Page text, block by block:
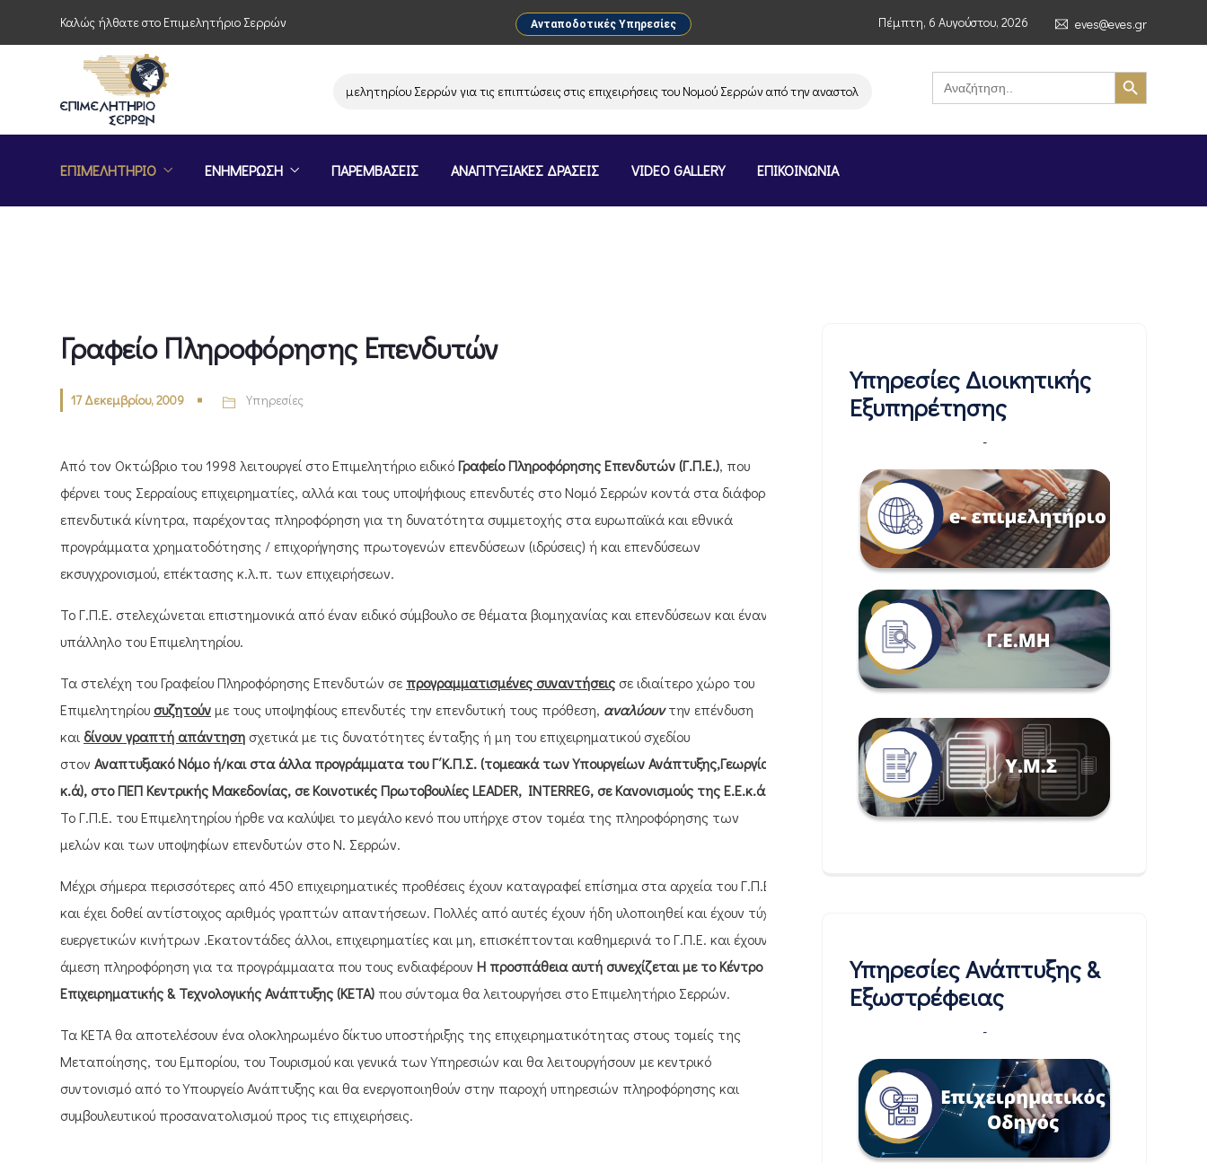
Καλώς ήλθατε στο Επιμελητήριο Σερρών Ανταποδοτικές Υπηρεσίες Πέμπτη, 6 Αυγούστου, 2026 eves@eves.gr
Παρέμβαση του Επιμελητηρίου Σερρών για τις επιπτώσεις στις επιχειρήσεις του Νομού Σερρών από την αναστολή λειτουργίας της αλυσίδας σούπερ μάρκετ MERE στην Ελλάδα –
Search
for:
Search Button
ΕΠΙΜΕΛΗΤΗΡΙΟ ΕΝΗΜΕΡΩΣΗ ΠΑΡΕΜΒΑΣΕΙΣ ΑΝΑΠΤΥΞΙΑΚΕΣ ΔΡΑΣΕΙΣ VIDEO GALLERY ΕΠΙΚΟΙΝΩΝΙΑ
Γραφείο Πληροφόρησης Επενδυτών
17 Δεκεμβρίου, 2009 Υπηρεσίες
Από τον Οκτώβριο του 1998 λειτουργεί στο Επιμελητήριο ειδικόΓραφείο Πληροφόρησης Επενδυτών (Γ.Π.Ε.), που
φέρνει τους Σερραίους επιχειρηματίες, αλλά και τους υποψήφιους επενδυτές στο Νομό Σερρών κοντά στα διάφορα
επενδυτικά κίνητρα, παρέχοντας πληροφόρηση για τη δυνατότητα συμμετοχής στα ευρωπαϊκά και εθνικά
προγράμματα χρηματοδότησης / επιχορήγησης πρωτογενών επενδύσεων (ιδρύσεις) ή και επενδύσεων
εκσυγχρονισμού, επέκτασης κ.λ.π. των επιχειρήσεων.
Το Γ.Π.Ε. στελεχώνεται επιστημονικά από έναν ειδικό σύμβουλο σε θέματα βιομηχανίας και επενδύσεων και έναν
υπάλληλο του Επιμελητηρίου.
Τα στελέχη του Γραφείου Πληροφόρησης Επενδυτών σε προγραμματισμένες συναντήσεις σε ιδιαίτερο χώρο του
Επιμελητηρίου συζητούνμε τους υποψηφίους επενδυτές την επενδυτική τους πρόθεση, αναλύουντην επένδυση
και δίνουν γραπτή απάντηση σχετικά με τις δυνατότητες ένταξης ή μη του επιχειρηματικού σχεδίου
στον Αναπτυξιακό Νόμο ή/και στα άλλα προγράμματα του Γ΄Κ.Π.Σ. (τομεακά των Υπουργείων Ανάπτυξης,Γεωργίας
κ.ά), στο ΠΕΠ Κεντρικής Μακεδονίας, σε Κοινοτικές Πρωτοβουλίες LEADER, INTERREG, σε Κανονισμούς της Ε.Ε.κ.ά
Το Γ.Π.Ε. του Επιμελητηρίου ήρθε να καλύψει το μεγάλο κενό που υπήρχε στον τομέα της πληροφόρησης των
μελών και των υποψηφίων επενδυτών στο Ν. Σερρών.
Μέχρι σήμερα περισσότερες από 450 επιχειρηματικές προθέσεις έχουν καταγραφεί επίσημα στα αρχεία του Γ.Π.Ε..
και έχει δοθεί αντίστοιχος αριθμός γραπτών απαντήσεων. Πολλές από αυτές έχουν ήδη υλοποιηθεί και έχουν τύχει
ευεργετικών κινήτρων .Εκατοντάδες άλλοι, επιχειρηματίες και μη, επισκέπτονται καθημερινά το Γ.Π.Ε. και έχουν
άμεση πληροφόρηση για τα προγράμμαατα που τους ενδιαφέρουν Η προσπάθεια αυτή συνεχίζεται με το Κέντρο
Επιχειρηματικής & Τεχνολογικής Ανάπτυξης (ΚΕΤΑ) που σύντομα θα λειτουργήσει στο Επιμελητήριο Σερρών.
Τα ΚΕΤΑ θα αποτελέσουν ένα ολοκληρωμένο δίκτυο υποστήριξης της επιχειρηματικότητας στους τομείς της
Μεταποίησης, του Εμπορίου, του Τουρισμού και γενικά των Υπηρεσιών και θα λειτουργήσουν με κεντρικό
συντονισμό από το Υπουργείο Ανάπτυξης και θα ενεργοποιηθούν στην παροχή υπηρεσιών πληροφόρησης και
συμβουλευτικού προσανατολισμού προς τις επιχειρήσεις.
Υπηρεσίες Διοικητικής
Εξυπηρέτησης
-
Υπηρεσίες Ανάπτυξης &
Εξωστρέφειας
-